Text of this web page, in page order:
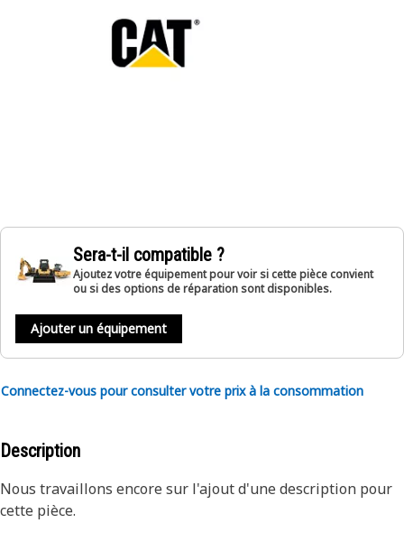
Sera-t-il compatible ?
Ajoutez votre équipement pour voir si cette pièce convient
ou si des options de réparation sont disponibles.
Ajouter un équipement
Connectez-vous pour consulter votre prix à la consommation
Description
Nous travaillons encore sur l'ajout d'une description pour
cette pièce.